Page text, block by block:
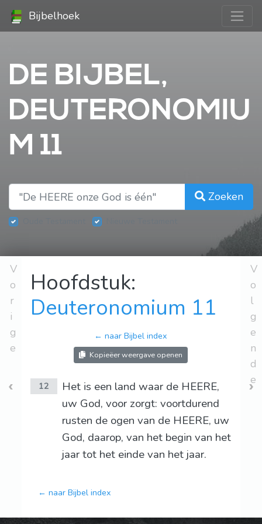
Bijbelhoek
DE BIJBEL,
DEUTERONOMIU
M 11
Zoeken
V
o
r
i
g
e
Hoofdstuk:
Deuteronomium 11
← naar Bijbel index
Kopieëer weergave openen
12
Het is een land waar de HEERE,
uw God, voor zorgt: voortdurend
rusten de ogen van de HEERE, uw
God, daarop, van het begin van het
jaar tot het einde van het jaar.
← naar Bijbel index
V
o
l
g
e
n
d
e